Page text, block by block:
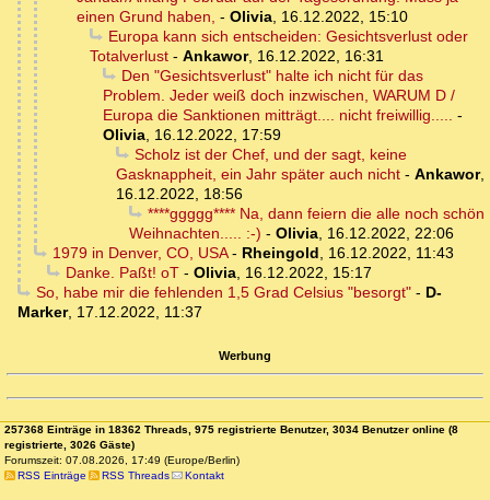
einen Grund haben, - Olivia, 16.12.2022, 15:10
Europa kann sich entscheiden: Gesichtsverlust oder
Totalverlust - Ankawor, 16.12.2022, 16:31
Den "Gesichtsverlust" halte ich nicht für das
Problem. Jeder weiß doch inzwischen, WARUM D /
Europa die Sanktionen mitträgt.... nicht freiwillig..... -
Olivia, 16.12.2022, 17:59
Scholz ist der Chef, und der sagt, keine
Gasknappheit, ein Jahr später auch nicht - Ankawor,
16.12.2022, 18:56
****ggggg**** Na, dann feiern die alle noch schön
Weihnachten..... :-) - Olivia, 16.12.2022, 22:06
1979 in Denver, CO, USA- Rheingold, 16.12.2022, 11:43
Danke. Paßt! oT- Olivia, 16.12.2022, 15:17
So, habe mir die fehlenden 1,5 Grad Celsius "besorgt"- D-
Marker, 17.12.2022, 11:37
Werbung
257368 Einträge in 18362 Threads, 975 registrierte Benutzer, 3034 Benutzer online (8
registrierte, 3026 Gäste)
Forumszeit: 07.08.2026, 17:49 (Europe/Berlin)
RSS Einträge
RSS Threads Kontakt